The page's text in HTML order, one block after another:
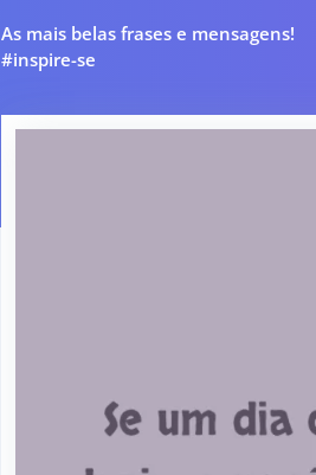
As mais belas frases e mensagens!
#inspire-se